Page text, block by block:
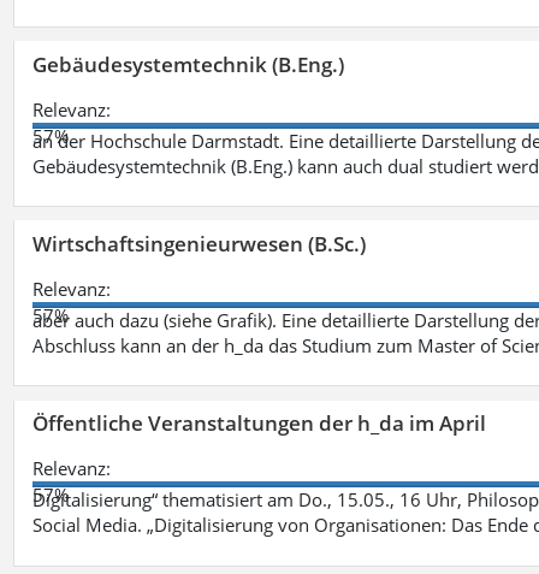
Gebäudesystemtechnik (B.Eng.)
Relevanz:
57%
an der Hochschule Darmstadt. Eine detaillierte Darstellung
Gebäudesystemtechnik (B.Eng.) kann auch dual studiert
Wirtschaftsingenieurwesen (B.Sc.)
Relevanz:
57%
aber auch dazu (siehe Grafik). Eine detaillierte Darstellung
Abschluss kann an der h_da das Studium zum Master of
Öffentliche Veranstaltungen der h_da im April
Relevanz:
57%
Digitalisierung“ thematisiert am Do., 15.05., 16 Uhr,
Social Media. „Digitalisierung von Organisationen: Das Ende